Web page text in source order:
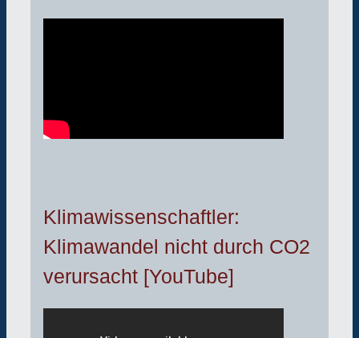
Klimawissenschaftler:
Klimawandel nicht durch CO2
verursacht [YouTube]